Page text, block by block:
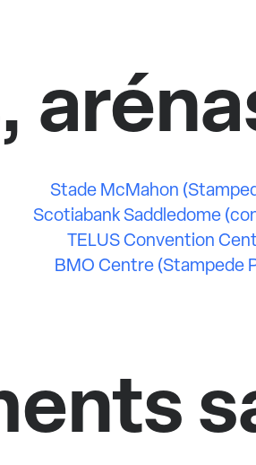
Stade McMahon
Scotiabank Saddledome
TELUS Convention
BMO Centre (Stampede